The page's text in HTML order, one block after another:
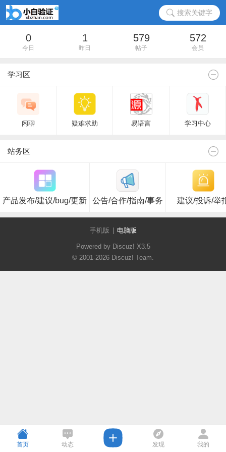
搜索关键字
0
今日
1
昨日
579
帖子
572
会员
学习区
闲聊 疑难求助 易语言 学习中心
站务区
产品发布/建议/bug/更新 公告/合作/指南/事务 建议/投诉/举
手机版 电脑版
Powered by Discuz! X3.5
© 2001-2026 Discuz! Team.
首页 动态 发现 我的